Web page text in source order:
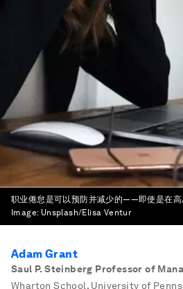
职业倦怠是可以预防并减少的——即使是在高
Image: Unsplash/Elisa Ventur
Adam Grant
Saul P. Steinberg Professor of
Wharton School, University of